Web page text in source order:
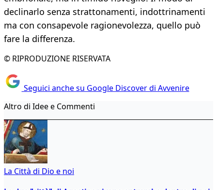
declinarlo senza strattonamenti, indottrinamenti
ma con consapevole ragionevolezza, quello può
fare la differenza.
© RIPRODUZIONE RISERVATA
Seguici anche su Google Discover di Avvenire
Altro di Idee e Commenti
La Città di Dio e noi